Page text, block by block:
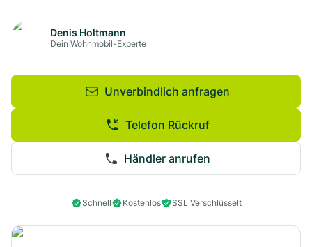
Denis Holtmann
Dein Wohnmobil-Experte
Unverbindlich anfragen
Händler anrufen
Telefon Rückruf
Schnell Kostenlos SSL Verschlüsselt